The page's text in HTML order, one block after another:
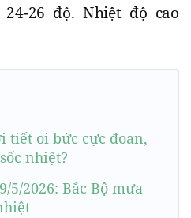
26 độ. Nhiệt độ cao
tiết oi bức cực đoan,
nhiệt?
5/2026: Bắc Bộ mưa